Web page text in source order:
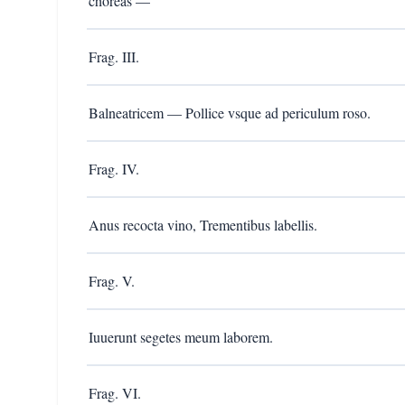
Frag. III.
Balneatricem — Pollice vsque ad periculum roso.
Frag. IV.
Anus recocta vino, Trementibus labellis.
Frag. V.
Iuuerunt segetes meum laborem.
Frag. VI.